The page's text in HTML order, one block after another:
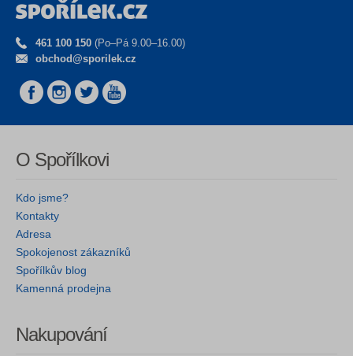
461 100 150 (Po–Pá 9.00–16.00)
obchod@sporilek.cz
O Spořílkovi
Kdo jsme?
Kontakty
Adresa
Spokojenost zákazníků
Spořílkův blog
Kamenná prodejna
Nakupování